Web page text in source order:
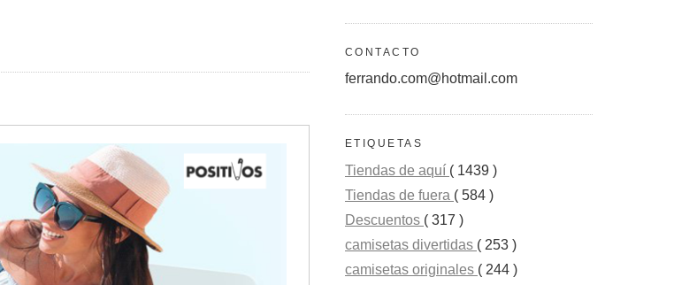
CONTACTO
ferrando.com@hotmail.com
ETIQUETAS
Tiendas de aquí ( 1439 )
Tiendas de fuera ( 584 )
Descuentos ( 317 )
camisetas divertidas ( 253 )
camisetas originales ( 244 )